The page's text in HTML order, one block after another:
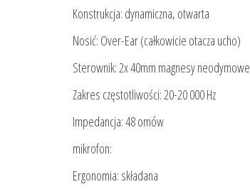
Konstrukcja: dynamiczna, otwarta
Nosić: Over-Ear (całkowicie otacza ucho)
Sterownik: 2x 40mm magnesy neodymowe
Zakres częstotliwości: 20-20 000 Hz
Impedancja: 48 omów
mikrofon:
Ergonomia: składana